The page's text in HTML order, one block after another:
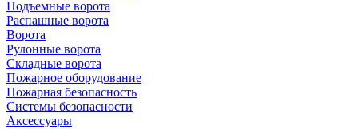
Подъемные ворота
Распашные ворота
Ворота
Рулонные ворота
Складные ворота
Пожарное оборудование
Пожарная безопасность
Системы безопасности
Аксессуары